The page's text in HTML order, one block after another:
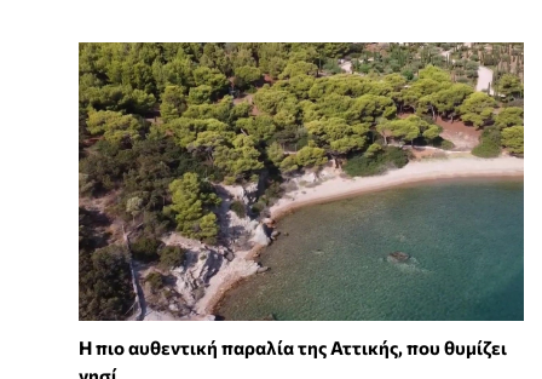
Η πιο αυθεντική παραλία της Αττικής, που θυμίζει